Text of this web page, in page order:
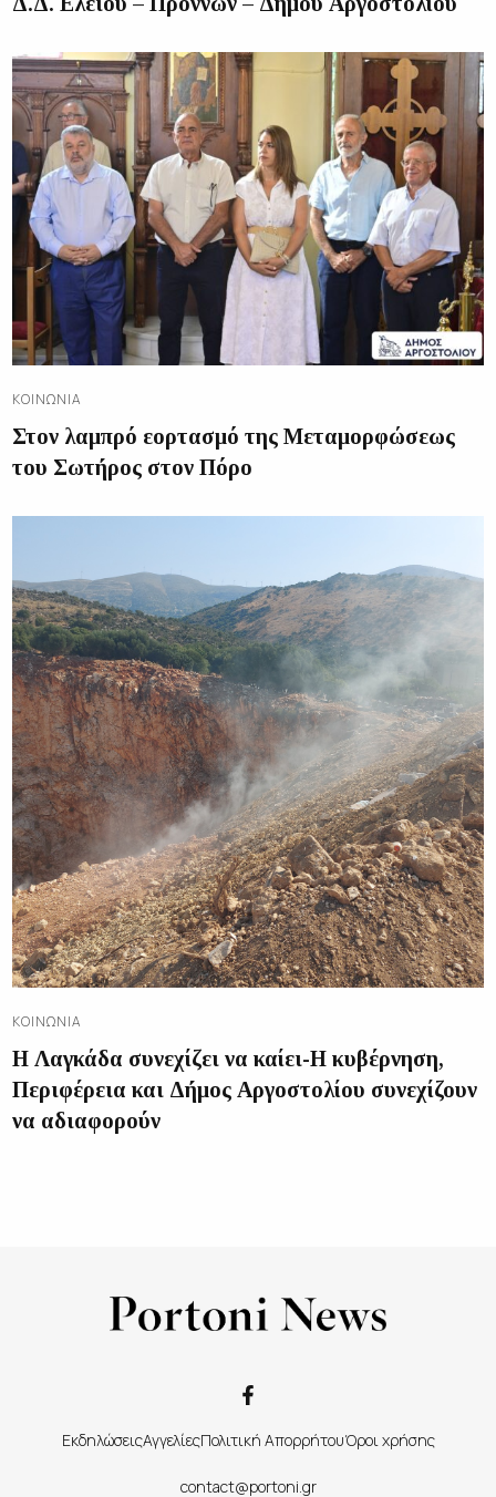
ΚΟΙΝΩΝΊΑ
Στον λαμπρό εορτασμό της Μεταμορφώσεως
του Σωτήρος στον Πόρο
ΚΟΙΝΩΝΊΑ
Η Λαγκάδα συνεχίζει να καίει-Η κυβέρνηση,
Περιφέρεια και Δήμος Αργοστολίου συνεχίζουν
να αδιαφορούν
ΕκδηλώσειςΑγγελίεςΠολιτική ΑπορρήτουΌροι χρήσης
contact@portoni.gr